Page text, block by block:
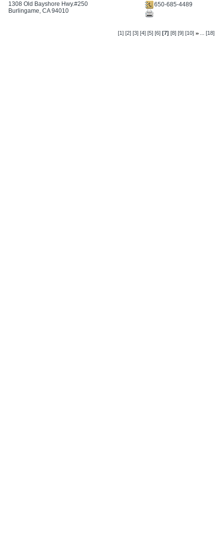
1308 Old Bayshore Hwy.#250
Burlingame, CA 94010
650-685-4489
[1] [2] [3] [4] [5] [6] [7] [8] [9] [10] ...[18]